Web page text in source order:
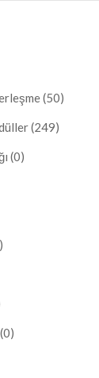
(50)
(249)
(0)
(0)